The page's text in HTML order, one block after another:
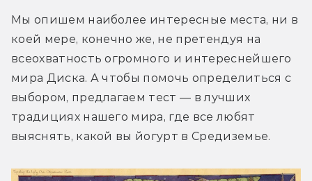
Мы опишем наиболее интересные места, ни в
коей мере, конечно же, не претендуя на
всеохватность огромного и интереснейшего
мира Диска. А чтобы помочь определиться с
выбором, предлагаем тест — в лучших
традициях нашего мира, где все любят
выяснять, какой вы йогурт в Средиземье.